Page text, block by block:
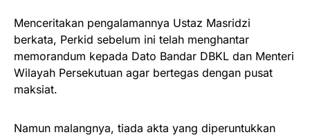
Menceritakan pengalamannya Ustaz Masridzi
berkata, Perkid sebelum ini telah menghantar
memorandum kepada Dato Bandar DBKL dan Menteri
Wilayah Persekutuan agar bertegas dengan pusat
maksiat.
Namun malangnya, tiada akta yang diperuntukkan